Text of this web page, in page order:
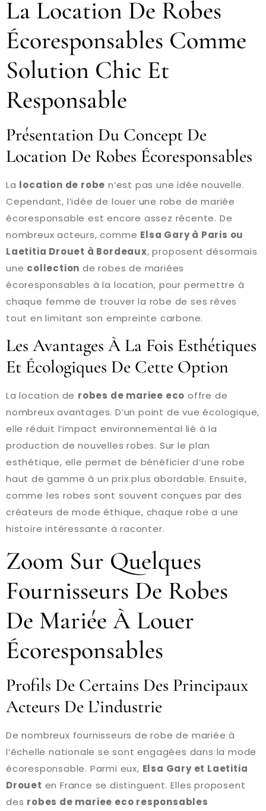
La Location De Robes
Écoresponsables Comme
Solution Chic Et
Responsable
Présentation Du Concept De
Location De Robes Écoresponsables
La location de robe n’est pas une idée nouvelle.
Cependant, l’idée de louer une robe de mariée
écoresponsable est encore assez récente. De
nombreux acteurs, comme Elsa Gary à Paris ou
Laetitia Drouet à Bordeaux, proposent désormais
une collection de robes de mariées
écoresponsables à la location, pour permettre à
chaque femme de trouver la robe de ses rêves
tout en limitant son empreinte carbone.
Les Avantages À La Fois Esthétiques
Et Écologiques De Cette Option
La location de robes de mariee eco offre de
nombreux avantages. D’un point de vue écologique,
elle réduit l’impact environnemental lié à la
production de nouvelles robes. Sur le plan
esthétique, elle permet de bénéficier d’une robe
haut de gamme à un prix plus abordable. Ensuite,
comme les robes sont souvent conçues par des
créateurs de mode éthique, chaque robe a une
histoire intéressante à raconter.
Zoom Sur Quelques
Fournisseurs De Robes
De Mariée À Louer
Écoresponsables
Profils De Certains Des Principaux
Acteurs De L’industrie
De nombreux fournisseurs de robe de mariée à
l’échelle nationale se sont engagées dans la mode
écoresponsable. Parmi eux, Elsa Gary et Laetitia
Drouet en France se distinguent. Elles proposent
des robes de mariee eco responsables